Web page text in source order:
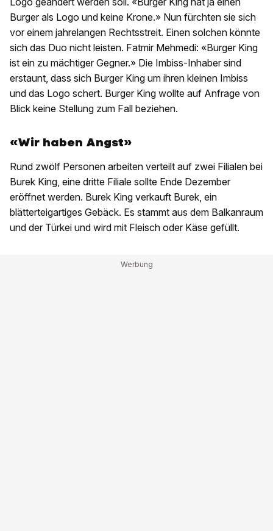
Burger als Logo und keine Krone.» Nun fürchten sie sich
vor einem jahrelangen Rechtsstreit. Einen solchen könnte
sich das Duo nicht leisten. Fatmir Mehmedi: «Burger King
ist ein zu mächtiger Gegner.» Die Imbiss-Inhaber sind
erstaunt, dass sich Burger King um ihren kleinen Imbiss
und das Logo schert. Burger King wollte auf Anfrage von
Blick keine Stellung zum Fall beziehen.
«Wir haben Angst»
Rund zwölf Personen arbeiten verteilt auf zwei Filialen bei
Burek King, eine dritte Filiale sollte Ende Dezember
eröffnet werden. Burek King verkauft Burek, ein
blätterteigartiges Gebäck. Es stammt aus dem Balkanraum
und der Türkei und wird mit Fleisch oder Käse gefüllt.